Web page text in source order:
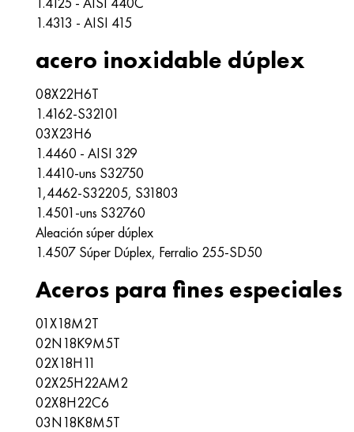
1.4313 - AISI 415
acero inoxidable dúplex
08Х22Н6Т
1.4162-S32101
03X23H6
1.4460 - AISI 329
1.4410-uns S32750
1,4462-S32205, S31803
1.4501-uns S32760
Aleación súper dúplex
1.4507 Súper Dúplex, Ferralio 255-SD50
Aceros para fines especiales
01X18M2T
02N18K9M5T
02Х18Н11
02X25H22AM2
02Х8Н22С6
03N18K8M5T